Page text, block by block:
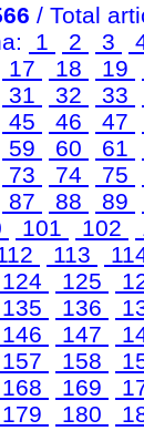
/ Total
1 2 3
17 18 19
31 32 33
45 46 47
59 60 61
73 74 75
87 88 89
101 102
113
124 125
135 136
146 147
157 158
168 169
179 180